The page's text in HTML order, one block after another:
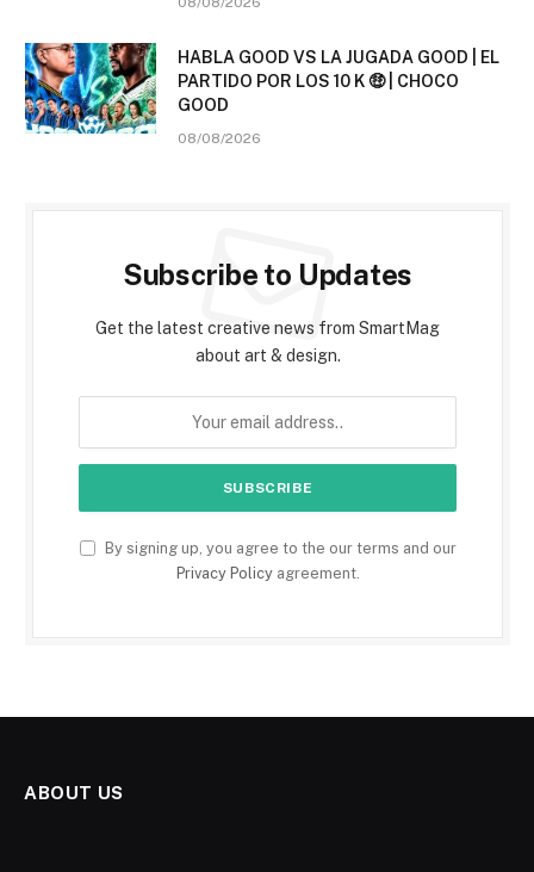
HABLA GOOD VS LA JUGADA GOOD | EL
PARTIDO POR LOS 10 K 🤑 | CHOCO
GOOD
08/08/2026
Subscribe to Updates
Get the latest creative news from SmartMag
about art & design.
By signing up, you agree to the our terms and our
Privacy Policyagreement.
ABOUT US